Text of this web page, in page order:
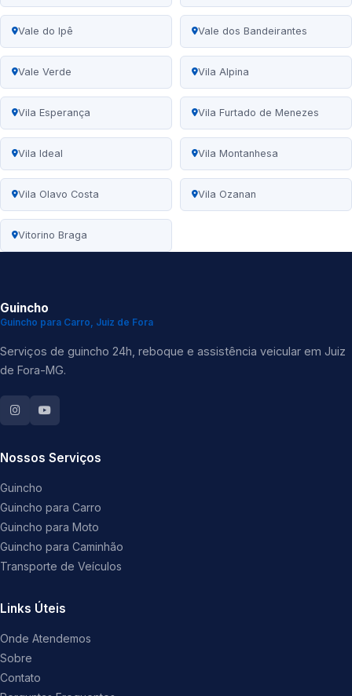
Vale do Ipê Vale dos Bandeirantes
Vale Verde Vila Alpina
Vila Esperança Vila Furtado de Menezes
Vila Ideal Vila Montanhesa
Vila Olavo Costa Vila Ozanan
Vitorino Braga
Guincho
Guincho para Carro, Juiz de Fora
Serviços de guincho 24h, reboque e assistência veicular em Juiz
de Fora-MG.
Nossos Serviços
Guincho
Guincho para Carro
Guincho para Moto
Guincho para Caminhão
Transporte de Veículos
Links Úteis
Onde Atendemos
Sobre
Contato